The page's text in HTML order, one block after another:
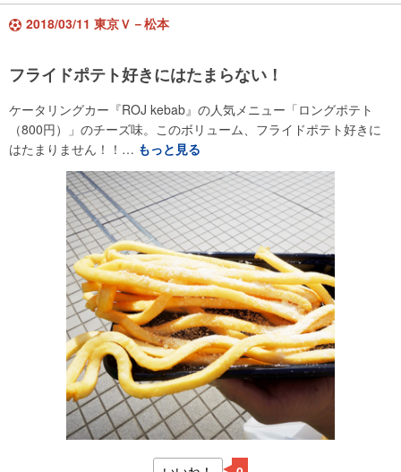
2018/03/11 東京Ｖ－松本
フライドポテト好きにはたまらない！
ケータリングカー『ROJ kebab』の人気メニュー「ロングポテト
（800円）」のチーズ味。このボリューム、フライドポテト好きに
はたまりません！！… もっと見る